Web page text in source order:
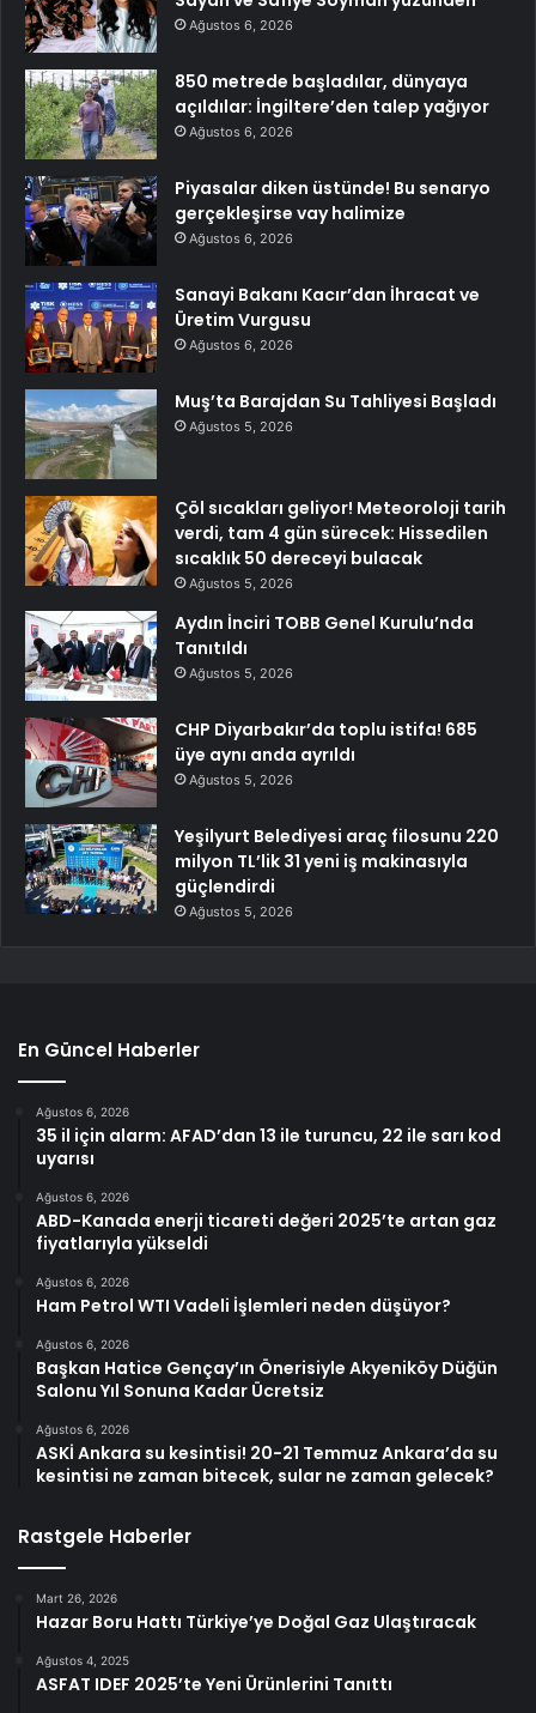
Ağustos 6, 2026
850 metrede başladılar, dünyaya
açıldılar: İngiltere’den talep yağıyor
Ağustos 6, 2026
Piyasalar diken üstünde! Bu senaryo
gerçekleşirse vay halimize
Ağustos 6, 2026
Sanayi Bakanı Kacır’dan İhracat ve
Üretim Vurgusu
Ağustos 6, 2026
Muş’ta Barajdan Su Tahliyesi Başladı
Ağustos 5, 2026
Çöl sıcakları geliyor! Meteoroloji tarih
verdi, tam 4 gün sürecek: Hissedilen
sıcaklık 50 dereceyi bulacak
Ağustos 5, 2026
Aydın İnciri TOBB Genel Kurulu’nda
Tanıtıldı
Ağustos 5, 2026
CHP Diyarbakır’da toplu istifa! 685
üye aynı anda ayrıldı
Ağustos 5, 2026
Yeşilyurt Belediyesi araç filosunu 220
milyon TL’lik 31 yeni iş makinasıyla
güçlendirdi
Ağustos 5, 2026
En Güncel Haberler
Ağustos 6, 2026
35 il için alarm: AFAD’dan 13 ile turuncu, 22 ile sarı kod
uyarısı
Ağustos 6, 2026
ABD-Kanada enerji ticareti değeri 2025’te artan gaz
fiyatlarıyla yükseldi
Ağustos 6, 2026
Ham Petrol WTI Vadeli İşlemleri neden düşüyor?
Ağustos 6, 2026
Başkan Hatice Gençay’ın Önerisiyle Akyeniköy Düğün
Salonu Yıl Sonuna Kadar Ücretsiz
Ağustos 6, 2026
ASKİ Ankara su kesintisi! 20-21 Temmuz Ankara’da su
kesintisi ne zaman bitecek, sular ne zaman gelecek?
Rastgele Haberler
Mart 26, 2026
Hazar Boru Hattı Türkiye’ye Doğal Gaz Ulaştıracak
Ağustos 4, 2025
ASFAT IDEF 2025’te Yeni Ürünlerini Tanıttı